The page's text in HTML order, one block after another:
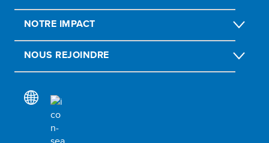
NOTRE IMPACT
NOUS REJOINDRE